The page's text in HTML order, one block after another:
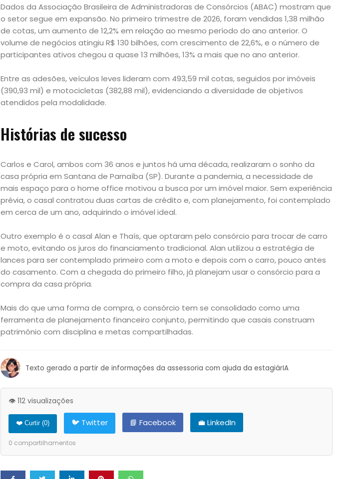
Início
Academia
Beleza
Bora
Casa
e
Decoração
Exclusiva
Homem
Mães
Filhos
Opinião
Pets
Receitas
Saúde
Dados da Associação Brasileira de Administradoras de Consórcios (ABAC) mostram que
o setor segue em expansão. No primeiro trimestre de 2026, foram vendidas 1,38 milhão
de cotas, um aumento de 12,2% em relação ao mesmo período do ano anterior. O
volume de negócios atingiu R$ 130 bilhões, com crescimento de 22,6%, e o número de
participantes ativos chegou a quase 13 milhões, 13% a mais que no ano anterior.
Entre as adesões, veículos leves lideram com 493,59 mil cotas, seguidos por imóveis
(390,93 mil) e motocicletas (382,88 mil), evidenciando a diversidade de objetivos
atendidos pela modalidade.
Histórias de sucesso
Carlos e Carol, ambos com 36 anos e juntos há uma década, realizaram o sonho da
casa própria em Santana de Parnaíba (SP). Durante a pandemia, a necessidade de
mais espaço para o home office motivou a busca por um imóvel maior. Sem experiência
prévia, o casal contratou duas cartas de crédito e, com planejamento, foi contemplado
em cerca de um ano, adquirindo o imóvel ideal.
Outro exemplo é o casal Alan e Thaís, que optaram pelo consórcio para trocar de carro
e moto, evitando os juros do financiamento tradicional. Alan utilizou a estratégia de
lances para ser contemplado primeiro com a moto e depois com o carro, pouco antes
do casamento. Com a chegada do primeiro filho, já planejam usar o consórcio para a
compra da casa própria.
Mais do que uma forma de compra, o consórcio tem se consolidado como uma
ferramenta de planejamento financeiro conjunto, permitindo que casais construam
patrimônio com disciplina e metas compartilhadas.
Texto gerado a partir de informações da assessoria com ajuda da estagiárIA
👁️ 112 visualizações
❤️ Curtir (0) 🐦 Twitter 📘 Facebook 💼 LinkedIn
0 compartilhamentos